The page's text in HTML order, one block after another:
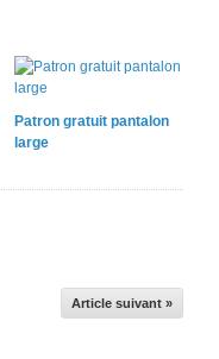
Patron gratuit pantalon
large
Article suivant »